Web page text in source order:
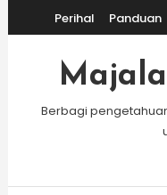
To
Content
Perihal Panduan
Berbagi